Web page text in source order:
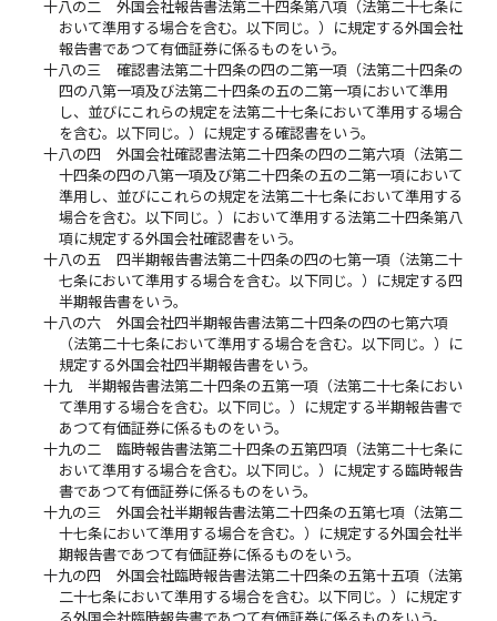
十八の二
外国会社報告書法第二十四条第八項（法第二十七条に
おいて準用する場合を含む。以下同じ。）に規定する外国会社
報告書であつて有価証券に係るものをいう。
十八の三
確認書法第二十四条の四の二第一項（法第二十四条の
四の八第一項及び法第二十四条の五の二第一項において準用
し、並びにこれらの規定を法第二十七条において準用する場合
を含む。以下同じ。）に規定する確認書をいう。
十八の四
外国会社確認書法第二十四条の四の二第六項（法第二
十四条の四の八第一項及び第二十四条の五の二第一項において
準用し、並びにこれらの規定を法第二十七条において準用する
場合を含む。以下同じ。）において準用する法第二十四条第八
項に規定する外国会社確認書をいう。
十八の五
四半期報告書法第二十四条の四の七第一項（法第二十
七条において準用する場合を含む。以下同じ。）に規定する四
半期報告書をいう。
十八の六
外国会社四半期報告書法第二十四条の四の七第六項
（法第二十七条において準用する場合を含む。以下同じ。）に
規定する外国会社四半期報告書をいう。
十九
半期報告書法第二十四条の五第一項（法第二十七条におい
て準用する場合を含む。以下同じ。）に規定する半期報告書で
あつて有価証券に係るものをいう。
十九の二
臨時報告書法第二十四条の五第四項（法第二十七条に
おいて準用する場合を含む。以下同じ。）に規定する臨時報告
書であつて有価証券に係るものをいう。
十九の三
外国会社半期報告書法第二十四条の五第七項（法第二
十七条において準用する場合を含む。）に規定する外国会社半
期報告書であつて有価証券に係るものをいう。
十九の四
外国会社臨時報告書法第二十四条の五第十五項（法第
二十七条において準用する場合を含む。以下同じ。）に規定す